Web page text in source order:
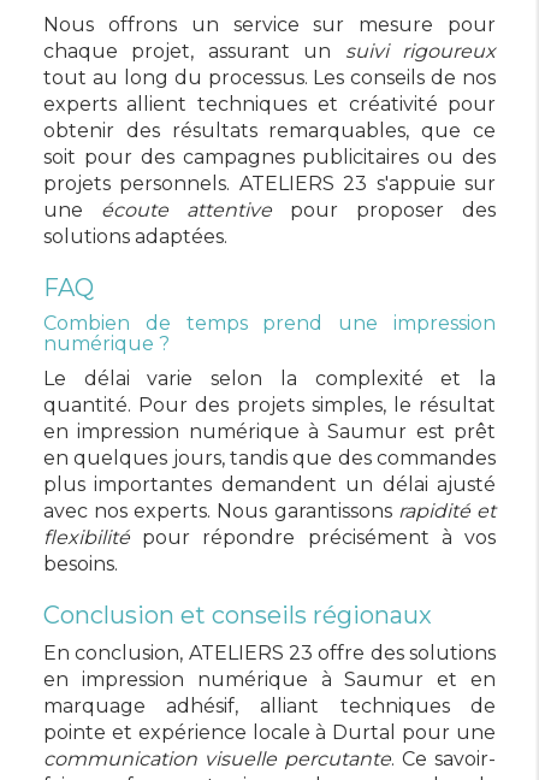
Nous offrons un service sur mesure pour
chaque projet, assurant un suivi rigoureux
tout au long du processus. Les conseils de nos
experts allient techniques et créativité pour
obtenir des résultats remarquables, que ce
soit pour des campagnes publicitaires ou des
projets personnels. ATELIERS 23 s'appuie sur
une écoute attentivepour proposer des
solutions adaptées.
FAQ
Combien de temps prend une impression
numérique ?
Le délai varie selon la complexité et la
quantité. Pour des projets simples, le résultat
en impression numérique à Saumur est prêt
en quelques jours, tandis que des commandes
plus importantes demandent un délai ajusté
avec nos experts. Nous garantissons rapidité et
flexibilitépour répondre précisément à vos
besoins.
Conclusion et conseils régionaux
En conclusion, ATELIERS 23 offre des solutions
en impression numérique à Saumur et en
marquage adhésif, alliant techniques de
pointe et expérience locale à Durtal pour une
communication visuelle percutante. Ce savoir-